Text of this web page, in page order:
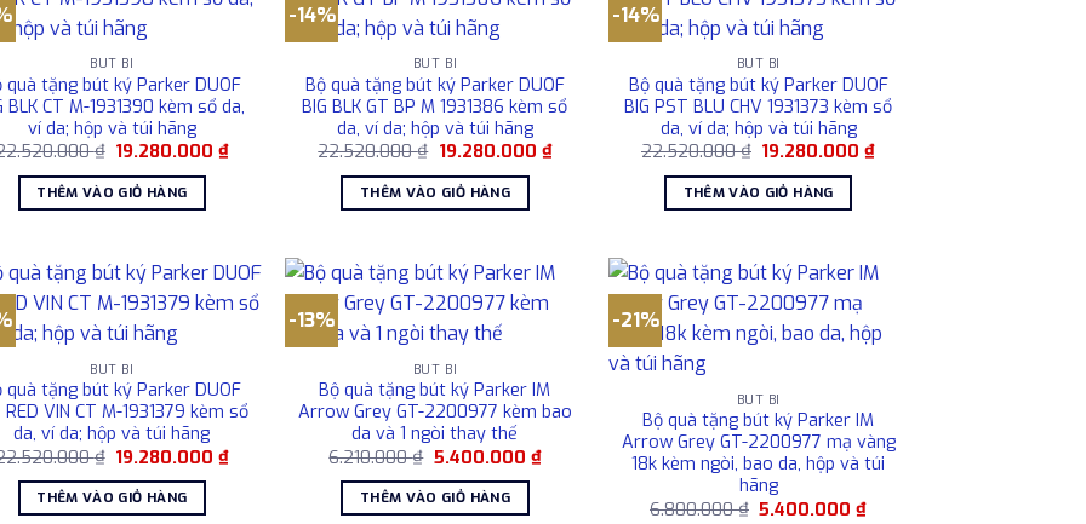
BÚT BI
quà tặng bút ký Parker DUOF
BLK CT M-1931390 kèm sổ da,
ví da; hộp và túi hãng
₫ Giá
là:
22.520.000 ₫.
19.280.000 ₫Giá
THÊM VÀO GIỎ HÀNG
-14%
BÚT BI
Bộ quà tặng bút ký Parker DUOF
BIG BLK GT BP M 1931386 kèm sổ
da, ví da; hộp và túi hãng
22.520.000₫ Giá
là:
22.520.000 ₫.
19.280.000 ₫Giá
THÊM VÀO GIỎ HÀNG
-14%
BÚT BI
Bộ quà tặng bút ký Parker DUOF
BIG PST BLU CHV 1931373 kèm sổ
da, ví da; hộp và túi hãng
22.520.000₫ Giá
là:
22.520.000 ₫.
19.280.000₫Giá
THÊM VÀO GIỎ HÀNG
BÚT BI
quà tặng bút ký Parker DUOF
RED VIN CT M-1931379 kèm sổ
da, ví da; hộp và túi hãng
₫ Giá
là:
22.520.000 ₫.
19.280.000 ₫Giá
THÊM VÀO GIỎ HÀNG
-13%
BÚT BI
Bộ quà tặng bút ký Parker IM
Arrow Grey GT-2200977 kèm bao
da và 1 ngòi thay thế
6.210.000₫ Giá
là:
6.210.000 ₫.
5.400.000 ₫Giá
THÊM VÀO GIỎ HÀNG
-21%
BÚT BI
Bộ quà tặng bút ký Parker IM
Arrow Grey GT-2200977 mạ vàng
18k kèm ngòi, bao da, hộp và túi
hãng
6.800.000₫ Giá
5.400.000₫Giá